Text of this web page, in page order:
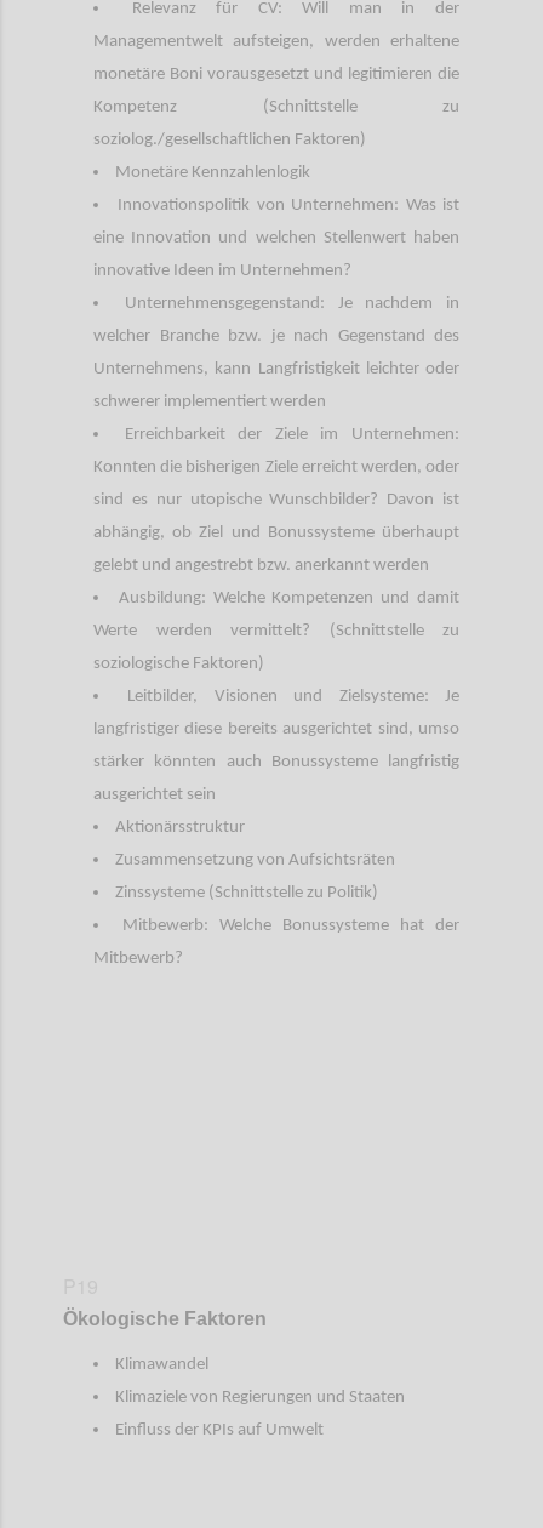
Relevanz für CV: Will man in der
Managementwelt aufsteigen, werden erhaltene
monetäre Boni vorausgesetzt und legitimieren die
Kompetenz (Schnittstelle zu
soziolog./gesellschaftlichen Faktoren)
Monetäre Kennzahlenlogik
Innovationspolitik von Unternehmen: Was ist
eine Innovation und welchen Stellenwert haben
innovative Ideen im Unternehmen?
Unternehmensgegenstand: Je nachdem in
welcher Branche bzw. je nach Gegenstand des
Unternehmens, kann Langfristigkeit leichter oder
schwerer implementiert werden
Erreichbarkeit der Ziele im Unternehmen:
Konnten die bisherigen Ziele erreicht werden, oder
sind es nur utopische Wunschbilder? Davon ist
abhängig, ob Ziel und Bonussysteme überhaupt
gelebt und angestrebt bzw. anerkannt werden
Ausbildung: Welche Kompetenzen und damit
Werte werden vermittelt? (Schnittstelle zu
soziologische Faktoren)
Leitbilder, Visionen und Zielsysteme: Je
langfristiger diese bereits ausgerichtet sind, umso
stärker könnten auch Bonussysteme langfristig
ausgerichtet sein
Aktionärsstruktur
Zusammensetzung von Aufsichtsräten
Zinssysteme (Schnittstelle zu Politik)
Mitbewerb: Welche Bonussysteme hat der
Mitbewerb?
Ökologische Faktoren
Klimawandel
Klimaziele von Regierungen und Staaten
Einfluss der KPIs auf Umwelt